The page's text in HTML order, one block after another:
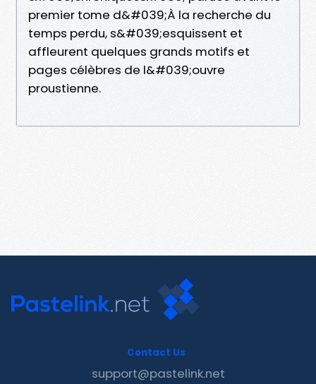
premier tome d&#039;À la recherche du
temps perdu, s&#039;esquissent et
affleurent quelques grands motifs et
pages célèbres de l&#039;ouvre
proustienne.
Contact Us
support@pastelink.net